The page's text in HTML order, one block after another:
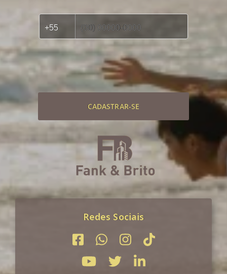
CADASTRAR-SE
Redes Sociais